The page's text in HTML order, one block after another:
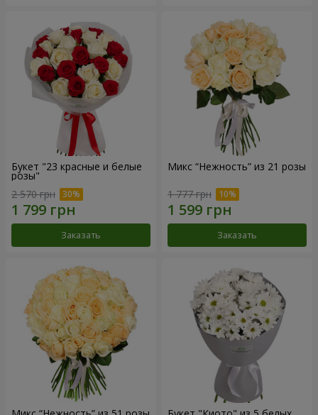
Букет "23 красные и белые
розы"
2 570 грн
Заказать
Микс “Нежность” из 21 розы
1 777 грн
Заказать